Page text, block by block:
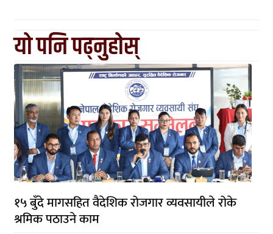
यो पनि पढ्नुहोस्
१५ बुँदे मागसहित वैदेशिक रोजगार व्यवसायीले रोके
श्रमिक पठाउने काम